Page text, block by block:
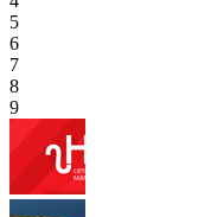
5
6
7
8
9